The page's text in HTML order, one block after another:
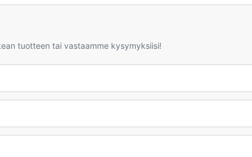
tuotteen tai vastaamme kysymyksiisi!